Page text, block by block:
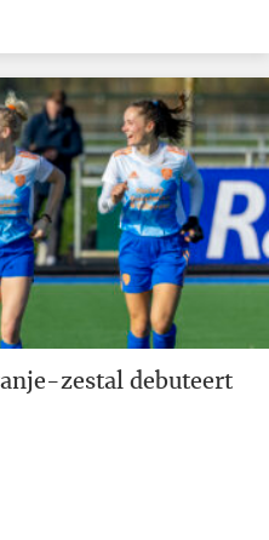
zestal debuteert